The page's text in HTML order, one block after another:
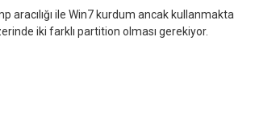
aracılığı ile Win7 kurdum ancak kullanmakta
iki farklı partition olması gerekiyor.